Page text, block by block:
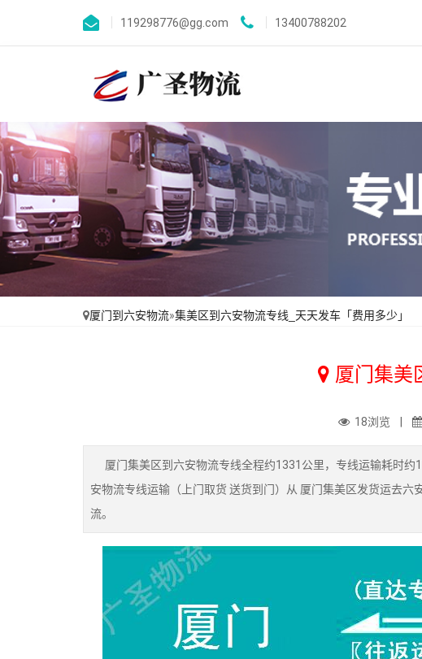
119298776@gg.com 13400788202
厦门到六安物流»集美区到六安物流专线_天天发车「费用多少」
厦门集美
18浏览 |
厦门集美区到六安物流专线全程约1331公里，专线运输耗时约
安物流专线运输（上门取货 送货到门）从 厦门集美区发货运去
流。